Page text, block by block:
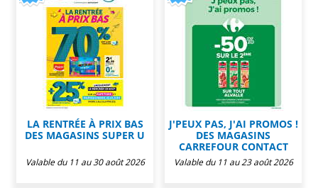
LA RENTRÉE À PRIX BAS
DES MAGASINS SUPER U
Valable du 11 au 30 août 2026
J'PEUX PAS, J'AI PROMOS !
DES MAGASINS
CARREFOUR CONTACT
Valable du 11 au 23 août 2026